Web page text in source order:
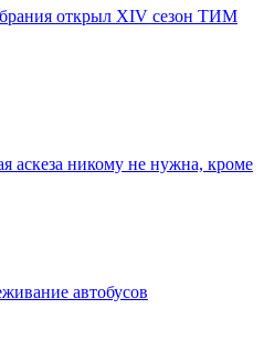
открыл XIV сезон ТИМ
аскеза никому не нужна, кроме
автобусов